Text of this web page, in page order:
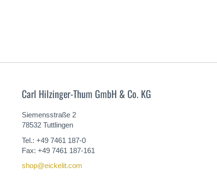
Carl Hilzinger-Thum GmbH & Co. KG
Siemensstraße 2
78532 Tuttlingen
Tel.: +49 7461 187-0
Fax: +49 7461 187-161
shop@eickelit.com